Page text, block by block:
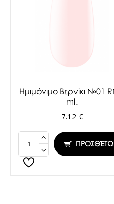
Ημιμόνιμο Βερνίκι №01
ml.
7.12 €
ΠΡΟΣΘΈΤΩ